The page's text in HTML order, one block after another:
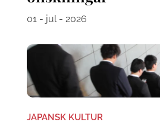
01 - jul - 2026
JAPANSK KULTUR